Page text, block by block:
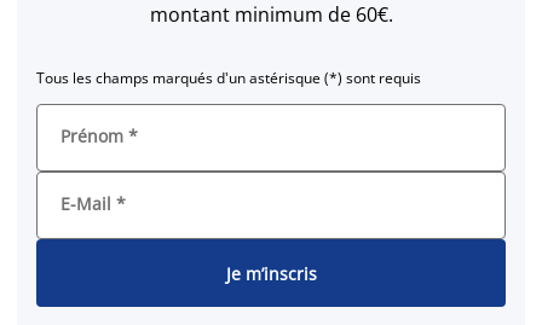
montant minimum de 60€.
Tous les champs marqués d'un astérisque (*) sont requis
Prénom *
E-Mail *
Je m’inscris